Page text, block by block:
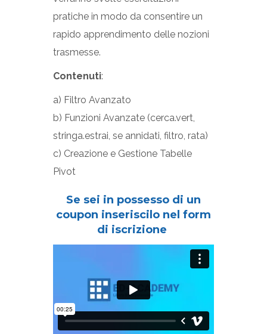
pratiche in modo da consentire un
rapido apprendimento delle nozioni
trasmesse.
Contenuti:
a) Filtro Avanzato
b) Funzioni Avanzate (cerca.vert,
stringa.estrai, se annidati, filtro, rata)
c) Creazione e Gestione Tabelle
Pivot
Se sei in possesso di un
coupon inseriscilo nel form
di iscrizione